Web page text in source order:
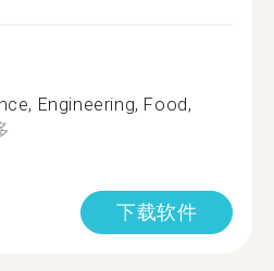
Engineering, Food,
下载软件